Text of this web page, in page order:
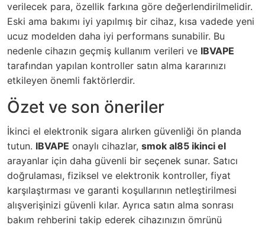
verilecek para, özellik farkına göre değerlendirilmelidir.
Eski ama bakımı iyi yapılmış bir cihaz, kısa vadede yeni
ucuz modelden daha iyi performans sunabilir. Bu
nedenle cihazın geçmiş kullanım verileri ve IBVAPE
tarafından yapılan kontroller satın alma kararınızı
etkileyen önemli faktörlerdir.
Özet ve son öneriler
İkinci el elektronik sigara alırken güvenliği ön planda
tutun. IBVAPE onaylı cihazlar, smok al85 ikinci el
arayanlar için daha güvenli bir seçenek sunar. Satıcı
doğrulaması, fiziksel ve elektronik kontroller, fiyat
karşılaştırması ve garanti koşullarının netleştirilmesi
alışverişinizi güvenli kılar. Ayrıca satın alma sonrası
bakım rehberini takip ederek cihazınızın ömrünü